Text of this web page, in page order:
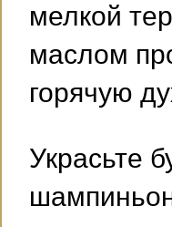
мелкой
маслом
горячую
Украсьте